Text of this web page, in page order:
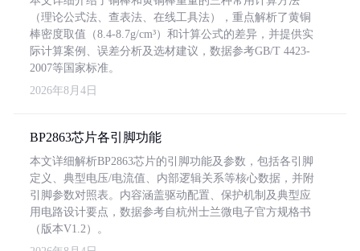
（理论公式法、查表法、在线工具法），重点解析了黄铜
棒密度取值（8.4-8.7g/cm³）和计算公式的差异，并提供实
际计算案例、误差分析及选材建议，数据参考GB/T 4423-
2007等国家标准。
2026年8月4日
BP2863芯片各引脚功能
本文详细解析BP2863芯片的引脚功能及参数，包括各引脚
定义、典型电压/电流值、内部逻辑关系等核心数据，并附
引脚参数对照表。内容涵盖驱动配置、保护机制及典型应
用电路设计要点，数据参考自杭州士兰微电子官方规格书
（版本V1.2）。